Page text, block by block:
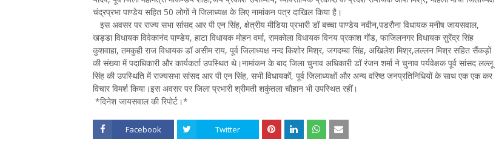
चंद्रप्रभा पाण्डेय सहित 50 लोगों ने जिलाध्यक्ष के लिए नामांकन पत्र दाखिल किया है।
इस अवसर पर राज्य सभा सांसद आर पी एन सिंह, क्षेत्रीय मीडिया प्रभारी डॉ बच्चा पाण्डेय नवीन,पडरौना विधायक मनीष जायसवाल,
खड्डा विधायक विवेकानंद पाण्डेय, हाटा विधायक मोहन वर्मा, रामकोला विधायक विनय प्रकाश गोंड, फाजिलनगर विधायक सुरेंद्र सिंह
कुशवाहा, तमकुही राज विधायक डॉ असीम राय, पूर्व जिलाध्यक्ष नन्द किशोर मिश्र, जगदम्बा सिंह, अखिलेश मिश्र,लल्लन मिश्र सहित सैंकड़ों
की संख्या में पदाधिकारी और कार्यकर्ता उपस्थित थे।नामांकन के बाद जिला चुनाव अधिकारी डॉ रंजन शर्मा ने चुनाव पर्यवेक्षक पूर्व सांसद लल्लू
सिंह की उपस्थिति में राज्यसभा सांसद आर पी एन सिंह, सभी विधायकों, पूर्व जिलाध्यक्षों और अन्य वरिष्ठ जनप्रतिनिधियों के साथ एक एक कर
विचार विमर्श किया।इस अवसर पर जिला प्रभारी श्रीमती शकुंतला चौहान भी उपस्थित रहीं।
*दिनेश जायसवाल की रिपोर्ट।*
Facebook Twitter